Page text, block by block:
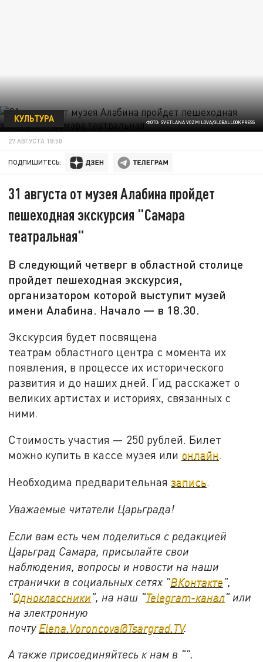
ФОТО: SVETLANA VOZMILOVA/GLOBALLOOKPRESS
КУЛЬТУРА
27 АВГУСТА 18:50
ПОДПИШИТЕСЬ:
31 августа от музея Алабина пройдет
пешеходная экскурсия "Самара
театральная"
В следующий четверг в областной столице
пройдет пешеходная экскурсия,
организатором которой выступит музей
имени Алабина. Начало — в 18.30.
Экскурсия будет посвящена
театрам областного центра с момента их
появления, в процессе их исторического
развития и до наших дней. Гид расскажет о
великих артистах и историях, связанных с
ними.
Стоимость участия — 250 рублей. Билет
можно купить в кассе музея или онлайн.
Необходима предварительнаязапись.
Уважаемые читатели Царьграда!
Если вам есть чем поделиться с редакцией
Царьград Самара, присылайте свои
наблюдения, вопросы и новости на наши
странички в социальных сетях "ВКонтакте",
"Одноклассники", на наш "Telegram-канал" или
на электронную
почту Elena.Voroncova@Tsargrad.TV.
А также присоединяйтесь к нам в "".